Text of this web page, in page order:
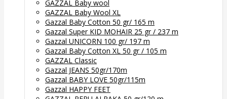
GAZZAL Baby wool
GAZZAL Baby Wool XL
Gazzal Baby Cotton 50 gr/ 165 m
Gazzal Super KID MOHAIR 25 gr / 237 m
Gazzal UNICORN 100 gr/ 197 m
Gazzal Baby Cotton XL 50 gr / 105 m
GAZZAL Classic
Gazzal JEANS 50gr/170m
Gazzal BABY LOVE 50gr/115m
Gazzal HAPPY FEET